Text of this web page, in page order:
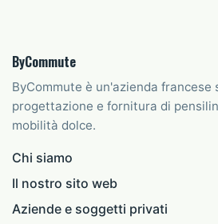
ByCommute
ByCommute è un'azienda francese
progettazione e fornitura di
mobilità dolce.
Chi siamo
Il nostro sito web
Aziende e soggetti privati